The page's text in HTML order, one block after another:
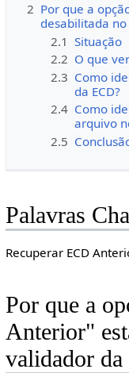
2 Por que a
desabilitada no
2.1 Situação
2.2 O que
2.3 Como
da ECD?
2.4 Como
arquivo
2.5
Palavras
Recuperar ECD
Por que a
Anterior"
validador da